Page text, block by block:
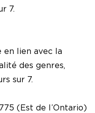
7.
en lien avec la
des genres,
sur 7.
(Est de l’Ontario)